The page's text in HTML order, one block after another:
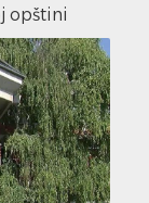
opštini